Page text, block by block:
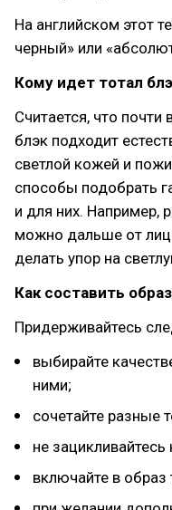
На английском этот
черный» или
Кому идет тотал
Считается, что
блэк подходит
светлой кожей и
способы подобрать
и для них. Например,
можно дальше от
делать упор на
Как составить
Придерживайтесь
выбирайте
ними;
сочетайте разные
не
включайте в